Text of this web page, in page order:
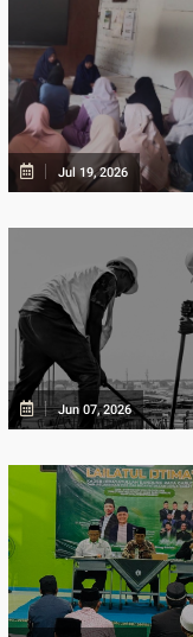
Jul 19, 2026
Jun 07, 2026